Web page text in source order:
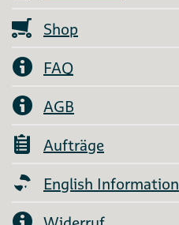
Shop
FAQ
AGB
Aufträge
English Information